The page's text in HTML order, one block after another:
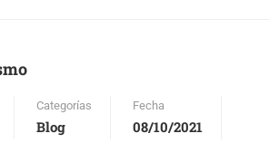
Categorías
Blog
Fecha
08/10/2021